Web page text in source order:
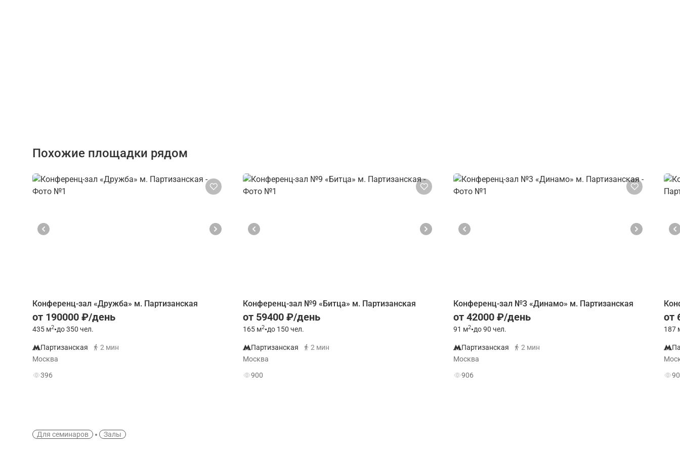
Похожие площадки рядом
Конференц-зал «Дружба» м. Партизанская
от 190000 ₽/день
435 м2•до 350 чел.
Партизанская
2 мин
Москва
396
Конференц-зал №9 «Битца» м. Партизанская
от 59400 ₽/день
165 м2•до 150 чел.
Партизанская
2 мин
Москва
900
Конференц-зал №3 «Динамо» м. Партизанская
от 42000 ₽/день
91 м2•до 90 чел.
Партизанская
2 мин
Москва
906
от
187
Для семинаров Залы